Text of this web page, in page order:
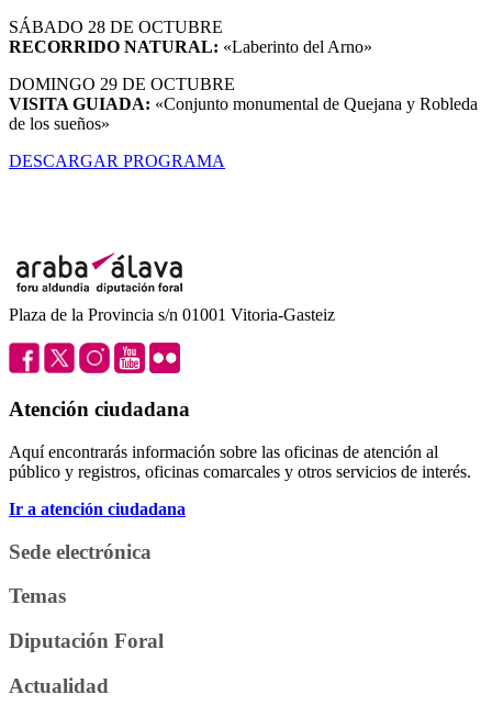
SÁBADO 28 DE OCTUBRE
RECORRIDO NATURAL: «Laberinto del Arno»
DOMINGO 29 DE OCTUBRE
VISITA GUIADA: «Conjunto monumental de Quejana y Robleda
de los sueños»
DESCARGAR PROGRAMA
Plaza de la Provincia s/n 01001 Vitoria-Gasteiz
Atención ciudadana
Aquí encontrarás información sobre las oficinas de atención al
público y registros, oficinas comarcales y otros servicios de interés.
Ir a atención ciudadana
Sede electrónica
Temas
Diputación Foral
Actualidad